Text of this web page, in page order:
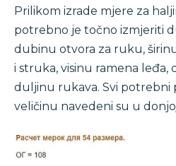
Prilikom izrade mjere za
potrebno je točno izmjeriti
dubinu otvora za ruku,
i struka, visinu ramena leđa,
duljinu rukava. Svi potrebni
veličinu navedeni su u